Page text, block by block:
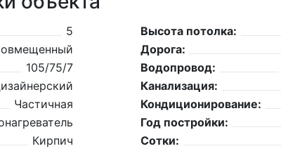
5
105/75/7
Частичная
Кирпич
Высота потолка:
Дорога:
Водопровод:
Канализация:
Кондиционирование:
Год постройки:
Сотки: